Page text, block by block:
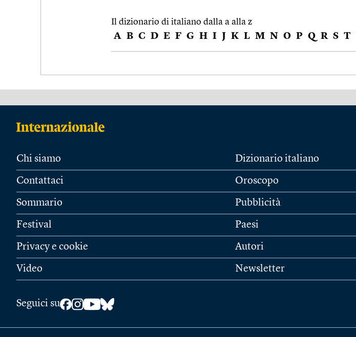
Il dizionario di italiano dalla a alla z
A B C D E F G H I J K L M N O P Q R S T
Chi siamo
Contattaci
Sommario
Festival
Privacy e cookie
Video
Dizionario italiano
Oroscopo
Pubblicità
Paesi
Autori
Newsletter
Seguici su